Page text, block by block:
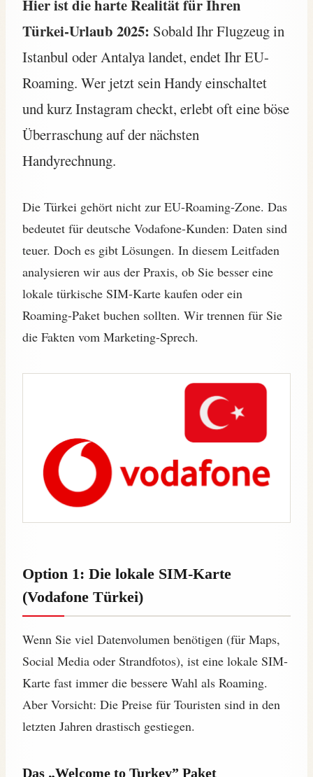
Hier ist die harte Realität für Ihren
Türkei-Urlaub 2025: Sobald Ihr Flugzeug in
Istanbul oder Antalya landet, endet Ihr EU-
Roaming. Wer jetzt sein Handy einschaltet
und kurz Instagram checkt, erlebt oft eine böse
Überraschung auf der nächsten
Handyrechnung.
Die Türkei gehört nicht zur EU-Roaming-Zone. Das
bedeutet für deutsche Vodafone-Kunden: Daten sind
teuer. Doch es gibt Lösungen. In diesem Leitfaden
analysieren wir aus der Praxis, ob Sie besser eine
lokale türkische SIM-Karte kaufen oder ein
Roaming-Paket buchen sollten. Wir trennen für Sie
die Fakten vom Marketing-Sprech.
Option 1: Die lokale SIM-Karte
(Vodafone Türkei)
Wenn Sie viel Datenvolumen benötigen (für Maps,
Social Media oder Strandfotos), ist eine lokale SIM-
Karte fast immer die bessere Wahl als Roaming.
Aber Vorsicht: Die Preise für Touristen sind in den
letzten Jahren drastisch gestiegen.
Das „Welcome to Turkey” Paket